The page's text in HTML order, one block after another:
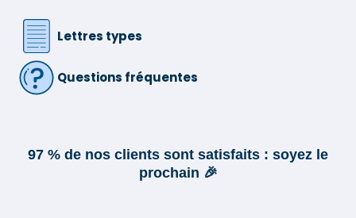
Lettres types
Questions fréquentes